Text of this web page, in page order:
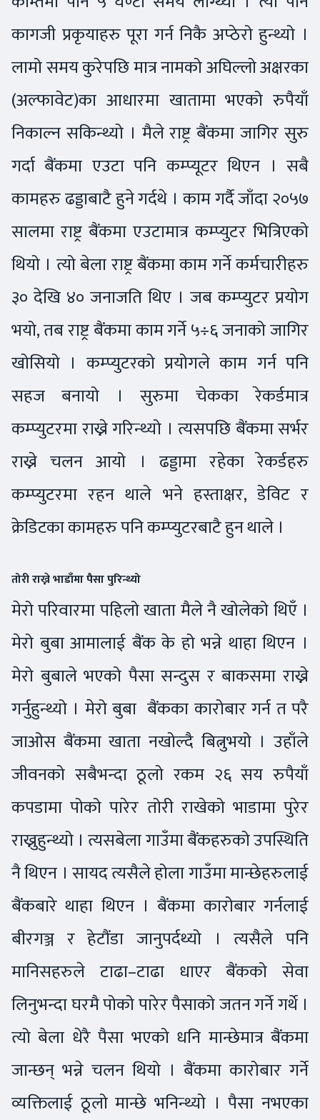
कागजी प्रकृयाहरु पूरा गर्न निकै अप्ठेरो हुन्थ्यो ।
लामो समय कुरेपछि मात्र नामको अघिल्लो अक्षरका
(अल्फावेट)का आधारमा खातामा भएको रुपैयाँ
निकाल्न सकिन्थ्यो । मैले राष्ट्र बैंकमा जागिर सुरु
गर्दा बैंकमा एउटा पनि कम्प्यूटर थिएन । सबै
कामहरु ढड्डाबाटै हुने गर्दथे । काम गर्दै जाँदा २०५७
सालमा राष्ट्र बैंकमा एउटामात्र कम्प्युटर भित्रिएको
थियो । त्यो बेला राष्ट्र बैंकमा काम गर्ने कर्मचारीहरु
३० देखि ४० जनाजति थिए । जब कम्प्युटर प्रयोग
भयो, तब राष्ट्र बैंकमा काम गर्ने ५÷६ जनाको जागिर
खोसियो । कम्प्युटरको प्रयोगले काम गर्न पनि
सहज बनायो । सुरुमा चेकका रेकर्डमात्र
कम्प्युटरमा राख्ने गरिन्थ्यो । त्यसपछि बैंकमा सर्भर
राख्ने चलन आयो । ढड्डामा रहेका रेकर्डहरु
कम्प्युटरमा रहन थाले भने हस्ताक्षर, डेविट र
क्रेडिटका कामहरु पनि कम्प्युटरबाटै हुन थाले ।
तोरी राख्ने भाडाँमा पैसा पुरिन्थ्यो
मेरो परिवारमा पहिलो खाता मैले नै खोलेको थिएँ ।
मेरो बुबा आमालाई बैंक के हो भन्ने थाहा थिएन ।
मेरो बुबाले भएको पैसा सन्दुस र बाकसमा राख्ने
गर्नुहुन्थ्यो । मेरो बुबा बैंकका कारोबार गर्न त परै
जाओस बैंकमा खाता नखोल्दै बित्नुभयो । उहाँले
जीवनको सबैभन्दा ठूलो रकम २६ सय रुपैयाँ
कपडामा पोको पारेर तोरी राखेको भाडामा पुरेर
राख्नुहुन्थ्यो । त्यसबेला गाउँमा बैंकहरुको उपस्थिति
नै थिएन । सायद त्यसैले होला गाउँमा मान्छेहरुलाई
बैंकबारे थाहा थिएन । बैंकमा कारोबार गर्नलाई
बीरगञ्ज र हेटौंडा जानुपर्दथ्यो । त्यसैले पनि
मानिसहरुले टाढा–टाढा धाएर बैंकको सेवा
लिनुभन्दा घरमै पोको पारेर पैसाको जतन गर्ने गर्थे ।
त्यो बेला धेरै पैसा भएको धनि मान्छेमात्र बैंकमा
जान्छन् भन्ने चलन थियो । बैंकमा कारोबार गर्ने
व्यक्तिलाई ठूलो मान्छे भनिन्थ्यो । पैसा नभएका